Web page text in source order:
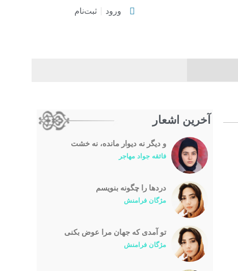
ورود ثبت‌نام
آخرین اشعار
و دیگر نه دیوار مانده، نه خشت
فائقه جواد مهاجر
درد‌ها را چگونه بنویسم
مژگان فرامنش
تو آمدی که جهان مرا عوض بکنی
مژگان فرامنش